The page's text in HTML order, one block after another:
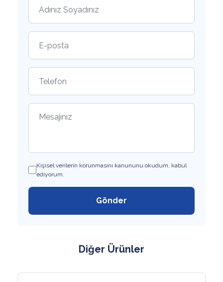
Kişisel verilerin korunmasını kanununu okudum, kabul
ediyorum.
Gönder
Diğer Ürünler